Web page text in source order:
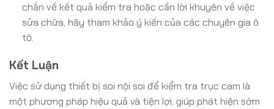
chắn về kết quả kiểm tra hoặc cần lời khuyên về việc
sửa chữa, hãy tham khảo ý kiến của các chuyên gia ô
tô.
Kết Luận
Việc sử dụng thiết bị soi nội soi để kiểm tra trục cam là
một phương pháp hiệu quả và tiện lợi, giúp phát hiện sớm